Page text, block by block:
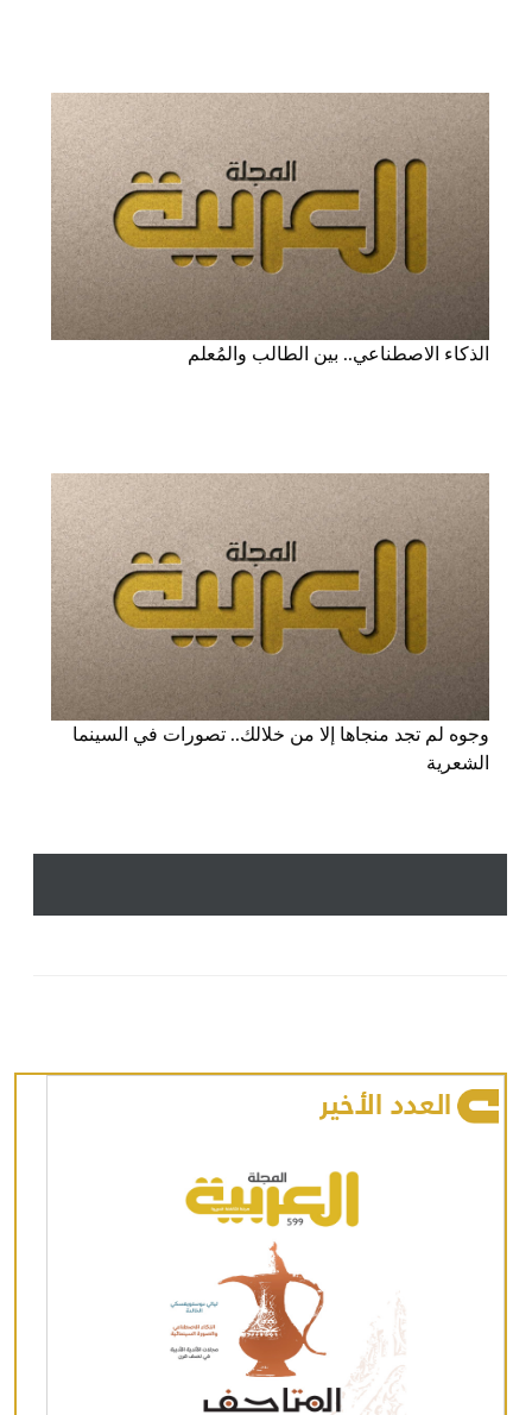
الذكاء الاصطناعي.. بين الطالب والمُعلم
وجوه لم تجد منجاها إلا من خلالك.. تصورات في السينما
الشعرية
العدد الأخير